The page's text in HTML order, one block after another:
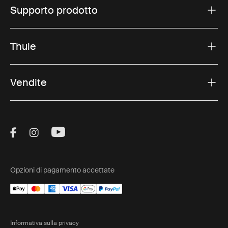
Supporto prodotto
Thule
Vendite
Visit Thule on Facebook (external link)
Visit Thule on Instagram (external link)
Visit Thule on Youtube (external
Opzioni di pagamento accettate
Informativa sulla privacy